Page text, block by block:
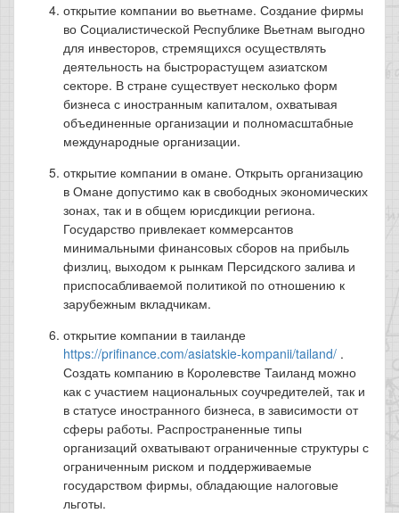
открытие компании во вьетнаме. Создание фирмы
во Социалистической Республике Вьетнам выгодно
для инвесторов, стремящихся осуществлять
деятельность на быстрорастущем азиатском
секторе. В стране существует несколько форм
бизнеса с иностранным капиталом, охватывая
объединенные организации и полномасштабные
международные организации.
открытие компании в омане. Открыть организацию
в Омане допустимо как в свободных экономических
зонах, так и в общем юрисдикции региона.
Государство привлекает коммерсантов
минимальными финансовых сборов на прибыль
физлиц, выходом к рынкам Персидского залива и
приспосабливаемой политикой по отношению к
зарубежным вкладчикам.
открытие компании в таиланде
https://prifinance.com/asiatskie-kompanii/tailand/ .
Создать компанию в Королевстве Таиланд можно
как с участием национальных соучредителей, так и
в статусе иностранного бизнеса, в зависимости от
сферы работы. Распространенные типы
организаций охватывают ограниченные структуры с
ограниченным риском и поддерживаемые
государством фирмы, обладающие налоговые
льготы.